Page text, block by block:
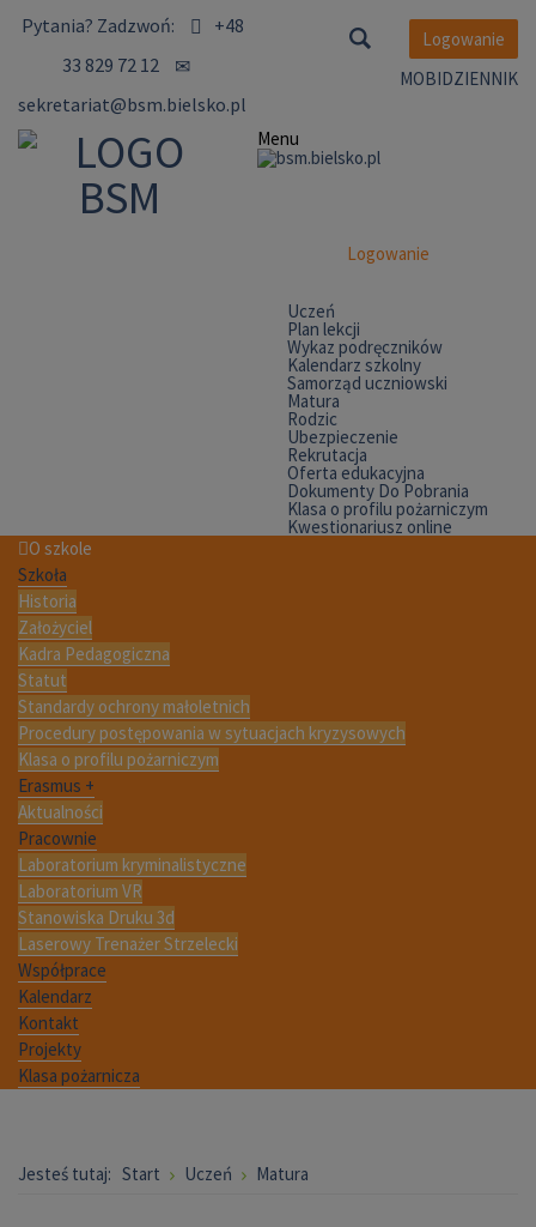
Pytania? Zadzwoń:
+48
33 829 72 12
sekretariat@bsm.bielsko.pl
Logowanie
MOBIDZIENNIK
Menu
Logowanie
Uczeń
Plan lekcji
Wykaz podręczników
Kalendarz szkolny
Samorząd uczniowski
Matura
Rodzic
Ubezpieczenie
Rekrutacja
Oferta edukacyjna
Dokumenty Do Pobrania
Klasa o profilu pożarniczym
Kwestionariusz online
O szkole
Szkoła
Historia
Założyciel
Kadra Pedagogiczna
Statut
Standardy ochrony małoletnich
Procedury postępowania w sytuacjach kryzysowych
Klasa o profilu pożarniczym
Erasmus +
Aktualności
Pracownie
Laboratorium kryminalistyczne
Laboratorium VR
Stanowiska Druku 3d
Laserowy Trenażer Strzelecki
Współprace
Kalendarz
Kontakt
Projekty
Klasa pożarnicza
Jesteś tutaj: Start Uczeń Matura